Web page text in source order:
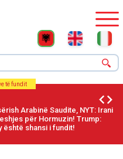
të fundit
Arabinë Saudite, NYT: Irani
për Hormuzin! Trump:
është shansi i fundit!